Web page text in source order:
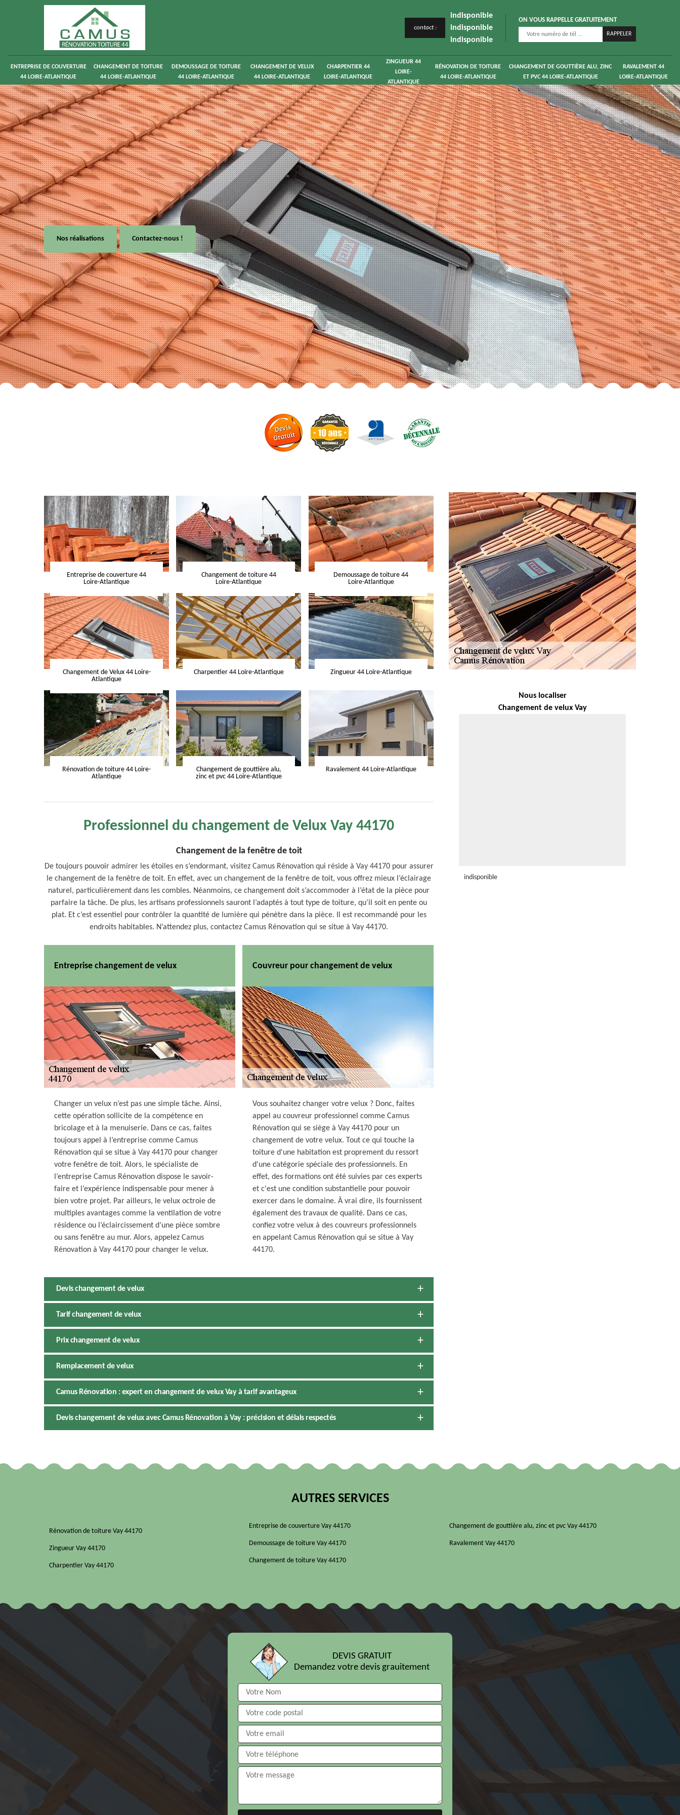
contact :
indisponible
indisponible
indisponible
ON VOUS RAPPELLE GRATUITEMENT
ENTREPRISE DE COUVERTURE
44 LOIRE-ATLANTIQUE
CHANGEMENT DE TOITURE
44 LOIRE-ATLANTIQUE
DEMOUSSAGE DE TOITURE
44 LOIRE-ATLANTIQUE
CHANGEMENT DE VELUX
44 LOIRE-ATLANTIQUE
CHARPENTIER 44
LOIRE-ATLANTIQUE
ZINGUEUR 44
LOIRE-
ATLANTIQUE
RÉNOVATION DE TOITURE
44 LOIRE-ATLANTIQUE
CHANGEMENT DE GOUTTIÈRE ALU, ZINC
ET PVC 44 LOIRE-ATLANTIQUE
RAVALEMENT 44
LOIRE-ATLANTIQUE
Nos réalisations Contactez-nous !
Entreprise de couverture 44
Loire-Atlantique
Changement de toiture 44
Loire-Atlantique
Demoussage de toiture 44
Loire-Atlantique
Changement de Velux 44 Loire-
Atlantique
Charpentier 44 Loire-Atlantique Zingueur 44 Loire-Atlantique
Rénovation de toiture 44 Loire-
Atlantique
Changement de gouttière alu,
zinc et pvc 44 Loire-Atlantique
Ravalement 44 Loire-Atlantique
Professionnel du changement de Velux Vay 44170
Changement de la fenêtre de toit
De toujours pouvoir admirer les étoiles en s’endormant, visitez Camus Rénovation qui réside à Vay 44170 pour assurer
le changement de la fenêtre de toit. En effet, avec un changement de la fenêtre de toit, vous offrez mieux l’éclairage
naturel, particulièrement dans les combles. Néanmoins, ce changement doit s’accommoder à l’état de la pièce pour
parfaire la tâche. De plus, les artisans professionnels sauront l’adaptés à tout type de toiture, qu’il soit en pente ou
plat. Et c’est essentiel pour contrôler la quantité de lumière qui pénètre dans la pièce. Il est recommandé pour les
endroits habitables. N’attendez plus, contactez Camus Rénovation qui se situe à Vay 44170.
Entreprise changement de velux
Changer un velux n’est pas une simple tâche. Ainsi,
cette opération sollicite de la compétence en
bricolage et à la menuiserie. Dans ce cas, faites
toujours appel à l’entreprise comme Camus
Rénovation qui se situe à Vay 44170 pour changer
votre fenêtre de toit. Alors, le spécialiste de
l’entreprise Camus Rénovation dispose le savoir-
faire et l’expérience indispensable pour mener à
bien votre projet. Par ailleurs, le velux octroie de
multiples avantages comme la ventilation de votre
résidence ou l’éclaircissement d’une pièce sombre
ou sans fenêtre au mur. Alors, appelez Camus
Rénovation à Vay 44170 pour changer le velux.
Couvreur pour changement de velux
Vous souhaitez changer votre velux ? Donc, faites
appel au couvreur professionnel comme Camus
Rénovation qui se siège à Vay 44170 pour un
changement de votre velux. Tout ce qui touche la
toiture d'une habitation est proprement du ressort
d'une catégorie spéciale des professionnels. En
effet, des formations ont été suivies par ces experts
et c'est une condition substantielle pour pouvoir
exercer dans le domaine. À vrai dire, ils fournissent
également des travaux de qualité. Dans ce cas,
confiez votre velux à des couvreurs professionnels
en appelant Camus Rénovation qui se situe à Vay
44170.
Devis changement de velux
Tarif changement de velux
Prix changement de velux
Remplacement de velux
Camus Rénovation : expert en changement de velux Vay à tarif avantageux
Devis changement de velux avec Camus Rénovation à Vay : précision et délais respectés
Nous localiser
Changement de velux Vay
indisponible
AUTRES SERVICES
Rénovation de toiture Vay 44170
Zingueur Vay 44170
Charpentier Vay 44170
Entreprise de couverture Vay 44170
Demoussage de toiture Vay 44170
Changement de toiture Vay 44170
Changement de gouttière alu, zinc et pvc Vay 44170
Ravalement Vay 44170
DEVIS GRATUIT
Demandez votre devis grauitement